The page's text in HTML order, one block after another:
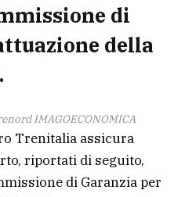
di
della
IMAGOECONOMICA
Trenitalia assicura
riportati di seguito,
di Garanzia per